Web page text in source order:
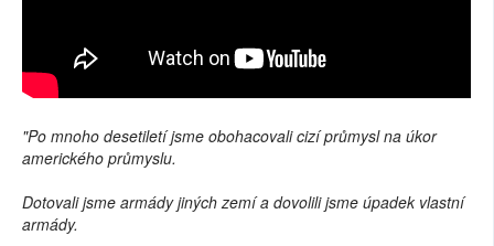
"Po mnoho desetiletí jsme obohacovali cizí průmysl na úkor
amerického průmyslu.
Dotovali jsme armády jiných zemí a dovolili jsme úpadek vlastní
armády.